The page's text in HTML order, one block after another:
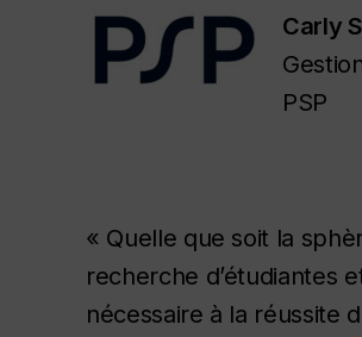
Carly
PSP
« Quelle que soit la
recherche d’étudiantes
nécessaire à la réussite